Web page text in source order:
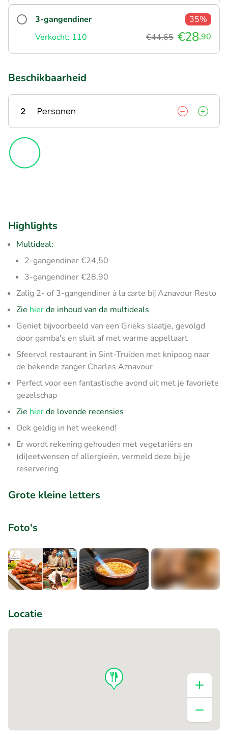
3-gangendiner
35%
Verkocht: 110
€44,65 €28,90
Beschikbaarheid
2 Personen
Highlights
Multideal:
2-gangendiner €24,50
3-gangendiner €28,90
Zalig 2- of 3-gangendiner à la carte bij Aznavour Resto
Zie hierde inhoud van de multideals
Geniet bijvoorbeeld van een Grieks slaatje, gevolgd
door gamba's en sluit af met warme appeltaart
Sfeervol restaurant in Sint-Truiden met knipoog naar
de bekende zanger Charles Aznavour
Perfect voor een fantastische avond uit met je favoriete
gezelschap
Zie hierde lovende recensies
Ook geldig in het weekend!
Er wordt rekening gehouden met vegetariërs en
(di)eetwensen of allergieën, vermeld deze bij je
reservering
Grote kleine letters
Foto's
Locatie